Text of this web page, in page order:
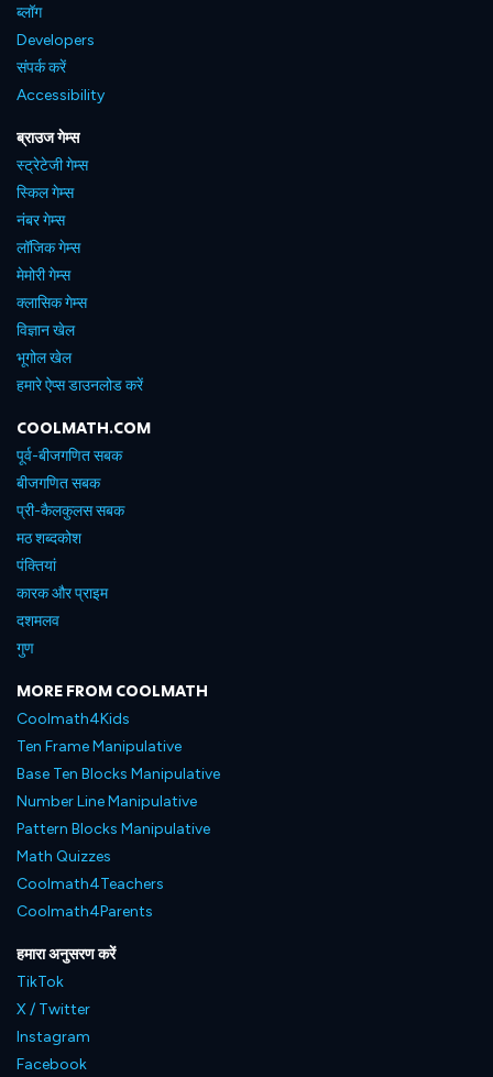
ब्लॉग
Developers
संपर्क करें
Accessibility
ब्राउज गेम्स
स्ट्रेटेजी गेम्स
स्किल गेम्स
नंबर गेम्स
लॉजिक गेम्स
मेमोरी गेम्स
क्लासिक गेम्स
विज्ञान खेल
भूगोल खेल
हमारे ऐप्स डाउनलोड करें
COOLMATH.COM
पूर्व-बीजगणित सबक
बीजगणित सबक
प्री-कैलकुलस सबक
मठ शब्दकोश
पंक्तियां
कारक और प्राइम
दशमलव
गुण
MORE FROM COOLMATH
Coolmath4Kids
Ten Frame Manipulative
Base Ten Blocks Manipulative
Number Line Manipulative
Pattern Blocks Manipulative
Math Quizzes
Coolmath4Teachers
Coolmath4Parents
हमारा अनुसरण करें
TikTok
X / Twitter
Instagram
Facebook